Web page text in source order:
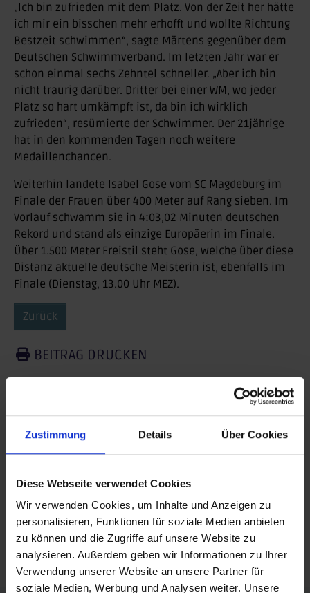
Zustimmung Details Über Cookies
Diese Webseite verwendet Cookies
Wir verwenden Cookies, um Inhalte und Anzeigen zu
personalisieren, Funktionen für soziale Medien anbieten
zu können und die Zugriffe auf unsere Website zu
analysieren. Außerdem geben wir Informationen zu Ihrer
Verwendung unserer Website an unsere Partner für
soziale Medien, Werbung und Analysen weiter. Unsere
„Ich bin zufrieden mit dem Platz. Von der Zeit her hätte
ich mir ein bisschen mehr erhofft und wollte Richtung
Bestzeit schwimmen“, sagte Märtens gegenüber dem
Deutschen Schwimmverband. Im letzten Jahr war er
schon einmal sechs Zehntel schneller. „Aber ich bin
nicht traurig darüber. Dritter bei einer WM, wo jeder
Platz so hart umkämpft ist, da bin ich wirklich
zufrieden“, resümierte der Schwimmer. Der 21jährige
hat in den kommenden Tagen noch weitere
Medaillenchancen.
Weiterhin landete Isabel Gose vom SC Magdeburg im
Finale der Frauen über 400 Meter auf Rang sieben. Im
Vorlauf schwamm sie in 4:03,02 Minuten deutschen
Rekord und stand als einzige Europäerin im Finale.
Über 1.500 Meter Freistil steht Gose, welche über diese
Distanz aktuelle deutsche Meisterin ist, ebenfalls im
Finale (Dienstag, 13.00 Uhr MEZ).
Zurück
BEITRAG DRUCKEN
posten
teilen
mail
RSS FEED